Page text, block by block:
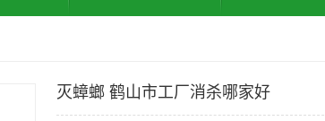
灭蟑螂 鹤山市工厂消杀哪家好